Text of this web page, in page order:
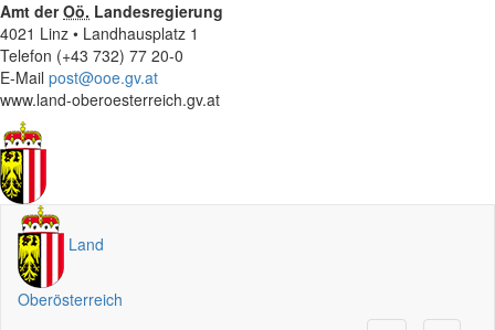
Amt derOö. Landesregierung
4021 Linz • Landhausplatz 1
Telefon (+43 732) 77 20-0
E-Mail post@ooe.gv.at
www.land-oberoesterreich.gv.at
Land
Oberösterreich